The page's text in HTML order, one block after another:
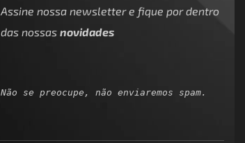
Assine nossa newsletter e fique por dentro
das nossas novidades
Não se preocupe, não enviaremos spam.